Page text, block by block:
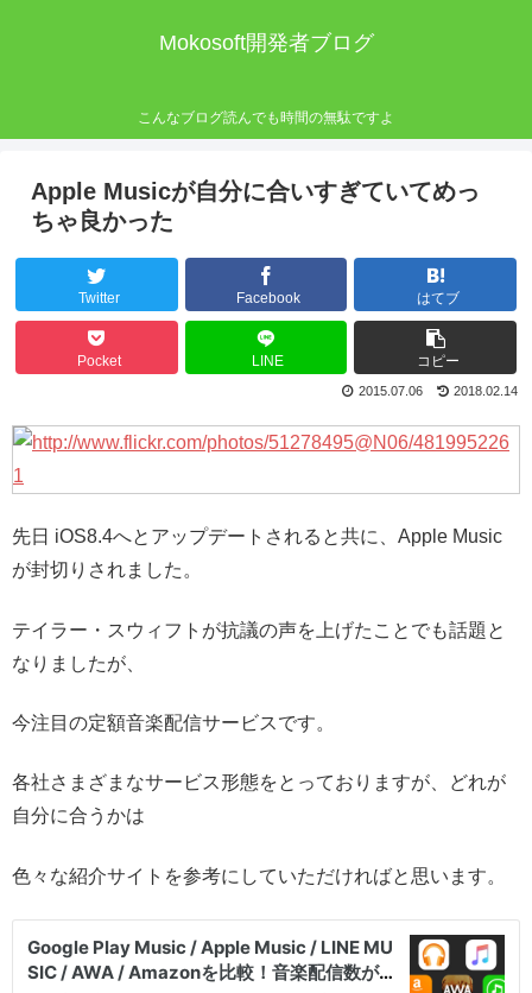
Mokosoft開発者ブログ
こんなブログ読んでも時間の無駄ですよ
Apple Musicが自分に合いすぎていてめっ
ちゃ良かった
Twitter Facebook はてブ
Pocket LINE コピー
2018.02.14
2015.07.06
先日 iOS8.4へとアップデートされると共に、Apple Music
が封切りされました。
テイラー・スウィフトが抗議の声を上げたことでも話題と
なりましたが、
今注目の定額音楽配信サービスです。
各社さまざまなサービス形態をとっておりますが、どれが
自分に合うかは
色々な紹介サイトを参考にしていただければと思います。